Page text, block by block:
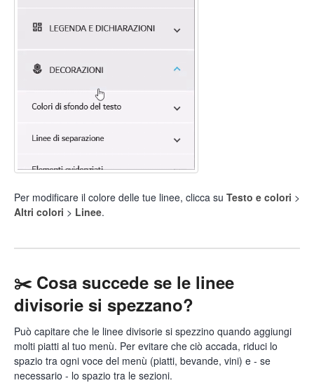
Per modificare il colore delle tue linee, clicca su Testo e colori >
Altri colori > Linee.
✂️ Cosa succede se le linee
divisorie si spezzano?
Può capitare che le linee divisorie si spezzino quando aggiungi
molti piatti al tuo menù. Per evitare che ciò accada, riduci lo
spazio tra ogni voce del menù (piatti, bevande, vini) e - se
necessario - lo spazio tra le sezioni.